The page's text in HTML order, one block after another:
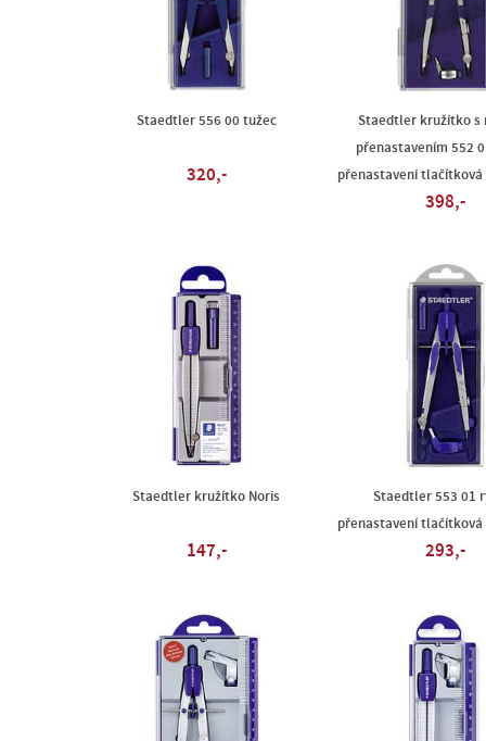
Staedtler 556 00 tužec
320,-
Staedtler kružítko s
přenastavením 552
přenastavení tlačítková
398,-
Staedtler kružítko Noris
147,-
Staedtler 553 01
přenastavení tlačítková
293,-